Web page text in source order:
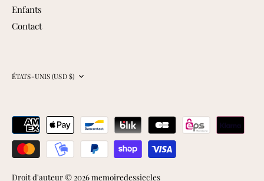
Enfants
Contact
Devise
ÉTATS-UNIS (USD $)
Droit d'auteur © 2026memoiredessiecles